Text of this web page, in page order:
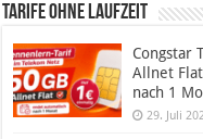
Tarife ohne Laufzeit
Congstar
Allnet
nach 1
29. Juli